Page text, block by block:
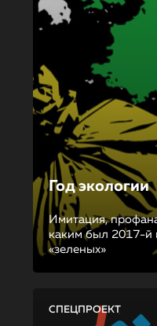
Год экологии
Имитация,
каким был 2017-й
«зеленых»
СПЕЦПРОЕКТ